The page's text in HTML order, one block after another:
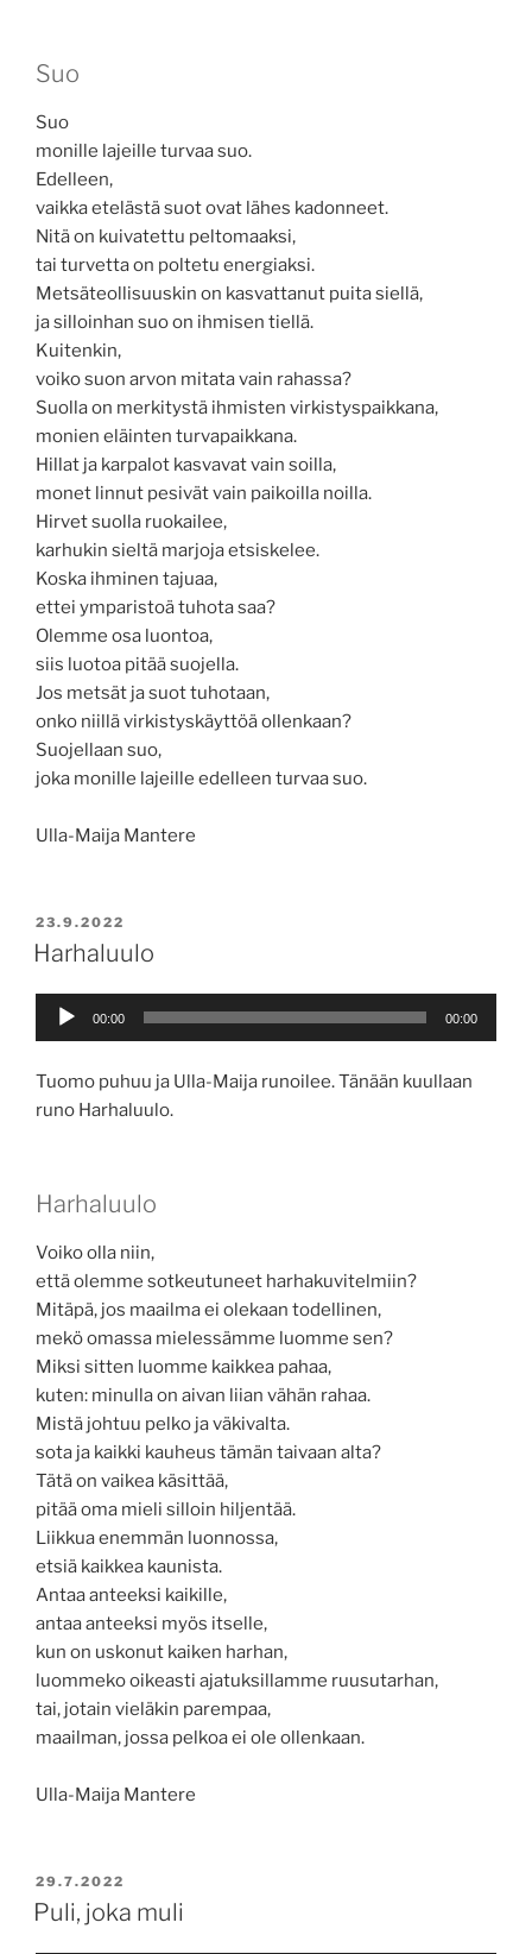
Suo
Suo
monille lajeille turvaa suo.
Edelleen,
vaikka etelästä suot ovat lähes kadonneet.
Nitä on kuivatettu peltomaaksi,
tai turvetta on poltetu energiaksi.
Metsäteollisuuskin on kasvattanut puita siellä,
ja silloinhan suo on ihmisen tiellä.
Kuitenkin,
voiko suon arvon mitata vain rahassa?
Suolla on merkitystä ihmisten virkistyspaikkana,
monien eläinten turvapaikkana.
Hillat ja karpalot kasvavat vain soilla,
monet linnut pesivät vain paikoilla noilla.
Hirvet suolla ruokailee,
karhukin sieltä marjoja etsiskelee.
Koska ihminen tajuaa,
ettei ymparistoä tuhota saa?
Olemme osa luontoa,
siis luotoa pitää suojella.
Jos metsät ja suot tuhotaan,
onko niillä virkistyskäyttöä ollenkaan?
Suojellaan suo,
joka monille lajeille edelleen turvaa suo.
Ulla-Maija Mantere
JULKAISTU
23.9.2022
Harhaluulo
Äänitoistin
00:00 00:00
Tuomo puhuu ja Ulla-Maija runoilee. Tänään kuullaan
runo Harhaluulo.
Harhaluulo
Voiko olla niin,
että olemme sotkeutuneet harhakuvitelmiin?
Mitäpä, jos maailma ei olekaan todellinen,
mekö omassa mielessämme luomme sen?
Miksi sitten luomme kaikkea pahaa,
kuten: minulla on aivan liian vähän rahaa.
Mistä johtuu pelko ja väkivalta.
sota ja kaikki kauheus tämän taivaan alta?
Tätä on vaikea käsittää,
pitää oma mieli silloin hiljentää.
Liikkua enemmän luonnossa,
etsiä kaikkea kaunista.
Antaa anteeksi kaikille,
antaa anteeksi myös itselle,
kun on uskonut kaiken harhan,
luommeko oikeasti ajatuksillamme ruusutarhan,
tai, jotain vieläkin parempaa,
maailman, jossa pelkoa ei ole ollenkaan.
Ulla-Maija Mantere
JULKAISTU
29.7.2022
Puli, joka muli